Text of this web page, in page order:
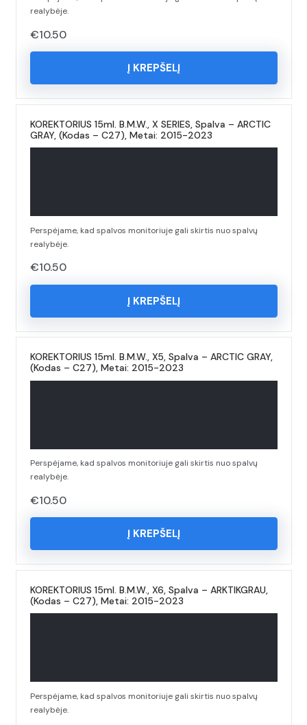
realybėje.
€10.50
Į KREPŠELĮ
KOREKTORIUS 15ml. B.M.W., X SERIES, Spalva – ARCTIC
GRAY, (Kodas – C27), Metai: 2015-2023
Perspėjame, kad spalvos monitoriuje gali skirtis nuo spalvų
realybėje.
€10.50
Į KREPŠELĮ
KOREKTORIUS 15ml. B.M.W., X5, Spalva – ARCTIC GRAY,
(Kodas – C27), Metai: 2015-2023
Perspėjame, kad spalvos monitoriuje gali skirtis nuo spalvų
realybėje.
€10.50
Į KREPŠELĮ
KOREKTORIUS 15ml. B.M.W., X6, Spalva – ARKTIKGRAU,
(Kodas – C27), Metai: 2015-2023
Perspėjame, kad spalvos monitoriuje gali skirtis nuo spalvų
realybėje.